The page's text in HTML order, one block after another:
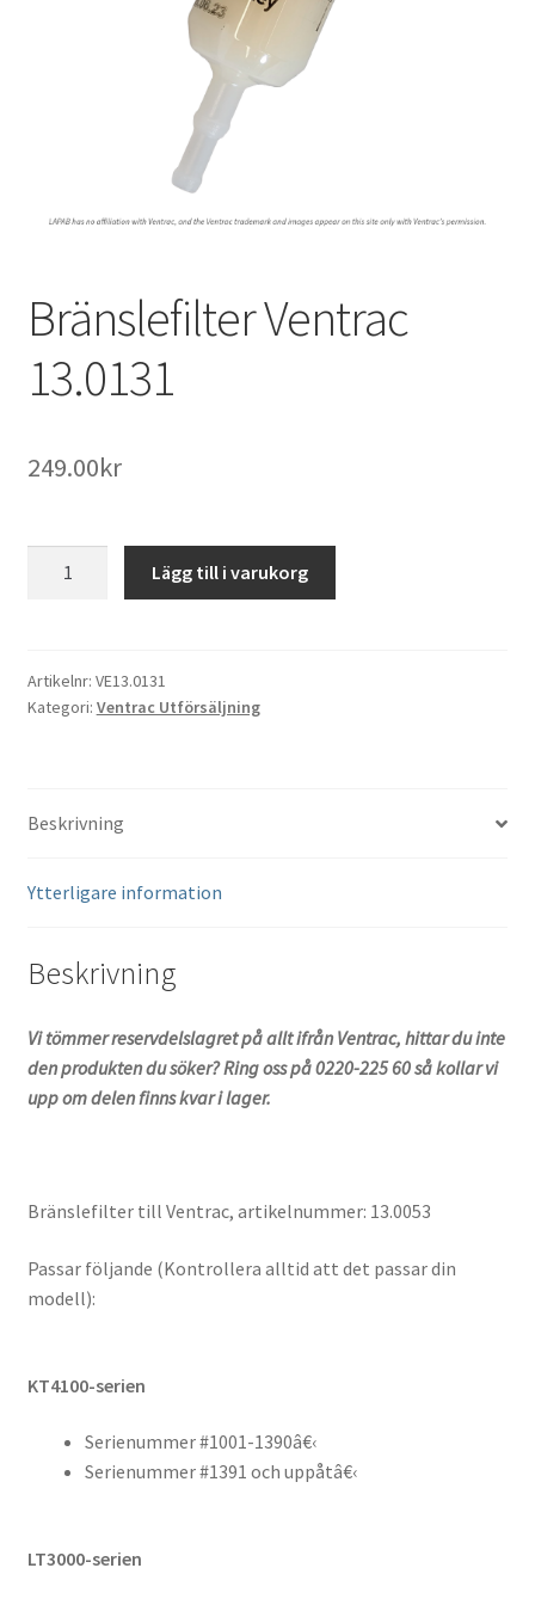
Bränslefilter Ventrac
13.0131
249.00kr
Lägg till i varukorg
Artikelnr: VE13.0131
Kategori: Ventrac Utförsäljning
Beskrivning
Ytterligare information
Beskrivning
Vi tömmer reservdelslagret på allt ifrån Ventrac, hittar du inte
den produkten du söker? Ring oss på 0220-225 60 så kollar vi
upp om delen finns kvar i lager.
Bränslefilter till Ventrac, artikelnummer: 13.0053
Passar följande (Kontrollera alltid att det passar din
modell):
KT4100-serien
Serienummer #1001-1390â€‹
Serienummer #1391 och uppåtâ€‹
LT3000-serien